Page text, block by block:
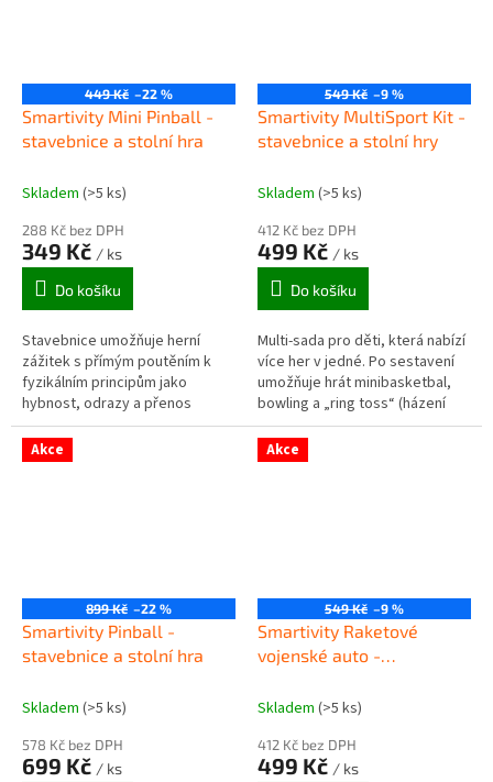
449 Kč –22 %
Smartivity Mini Pinball -
stavebnice a stolní hra
Skladem (>5 ks)
288 Kč bez DPH
349 Kč / ks
Do košíku
Stavebnice umožňuje herní
zážitek s přímým poutěním k
fyzikálním principům jako
hybnost, odrazy a přenos
pohybu – ideální pro pochopení
pohybu koulí v reálném čase.
549 Kč –9 %
Smartivity MultiSport Kit -
stavebnice a stolní hry
Skladem (>5 ks)
412 Kč bez DPH
499 Kč / ks
Do košíku
Multi-sada pro děti, která nabízí
více her v jedné. Po sestavení
umožňuje hrát minibasketbal,
bowling a „ring toss“ (házení
kroužků) nebo minifotbal —
podle konkrétní varianty a...
Akce
899 Kč –22 %
Smartivity Pinball -
stavebnice a stolní hra
Skladem (>5 ks)
578 Kč bez DPH
699 Kč / ks
Akce
549 Kč –9 %
Smartivity Raketové
vojenské auto -
Skladem (>5 ks)
412 Kč bez DPH
499 Kč / ks